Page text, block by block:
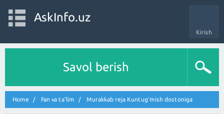
Kirish
AskInfo.uz
Savol berish
Home Fan va ta'lim Murakkab reja Kuntugʻmish dostoniga